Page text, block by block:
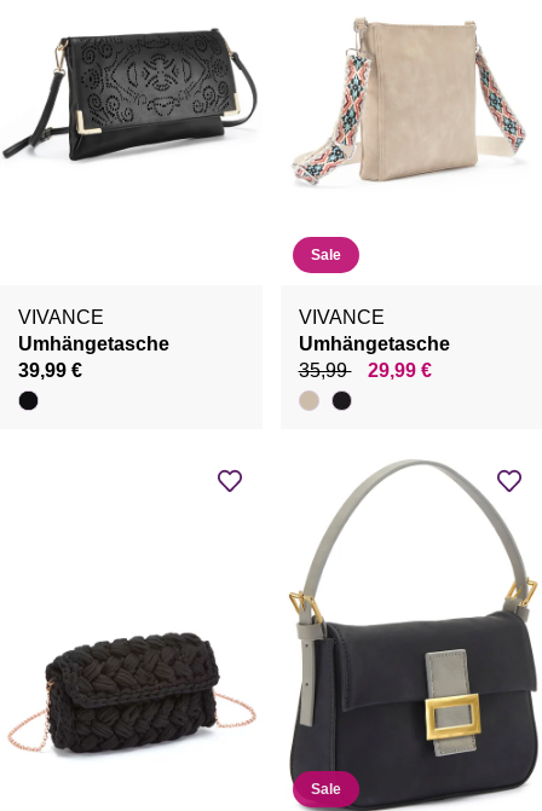
VIVANCE
Umhängetasche
39,99 €
Sale
VIVANCE
Umhängetasche
35,99
29,99 €
Sale